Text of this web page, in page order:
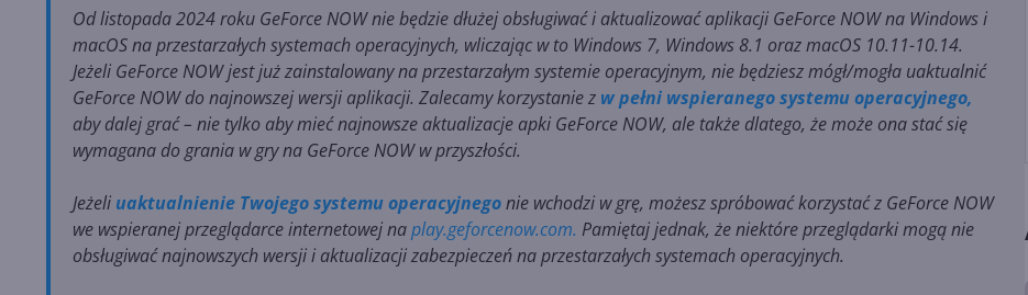
Od listopada 2024 roku GeForce NOW nie będzie dłużej obsługiwać i aktualizować aplikacji GeForce NOW na Windows i
macOS na przestarzałych systemach operacyjnych, wliczając w to Windows 7, Windows 8.1 oraz macOS 10.11-10.14.
Jeżeli GeForce NOW jest już zainstalowany na przestarzałym systemie operacyjnym, nie będziesz mógł/mogła uaktualnić
GeForce NOW do najnowszej wersji aplikacji. Zalecamy korzystanie z w pełni wspieranego systemu operacyjnego,
aby dalej grać – nie tylko aby mieć najnowsze aktualizacje apki GeForce NOW, ale także dlatego, że może ona stać się
wymagana do grania w gry na GeForce NOW w przyszłości.
Jeżeli uaktualnienie Twojego systemu operacyjnegonie wchodzi w grę, możesz spróbować korzystać z GeForce NOW
we wspieranej przeglądarce internetowej naplay.geforcenow.com. Pamiętaj jednak, że niektóre przeglądarki mogą nie
obsługiwać najnowszych wersji i aktualizacji zabezpieczeń na przestarzałych systemach operacyjnych.